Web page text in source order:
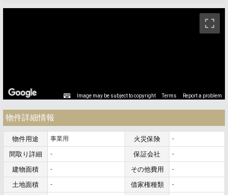
Image may be subject to copyright Terms Report a problem
物件詳細情報
物件用途 事業用 火災保険 -
間取り詳細 - 保証会社 -
建物面積 - その他費用 -
土地面積 - 借家権種類 -